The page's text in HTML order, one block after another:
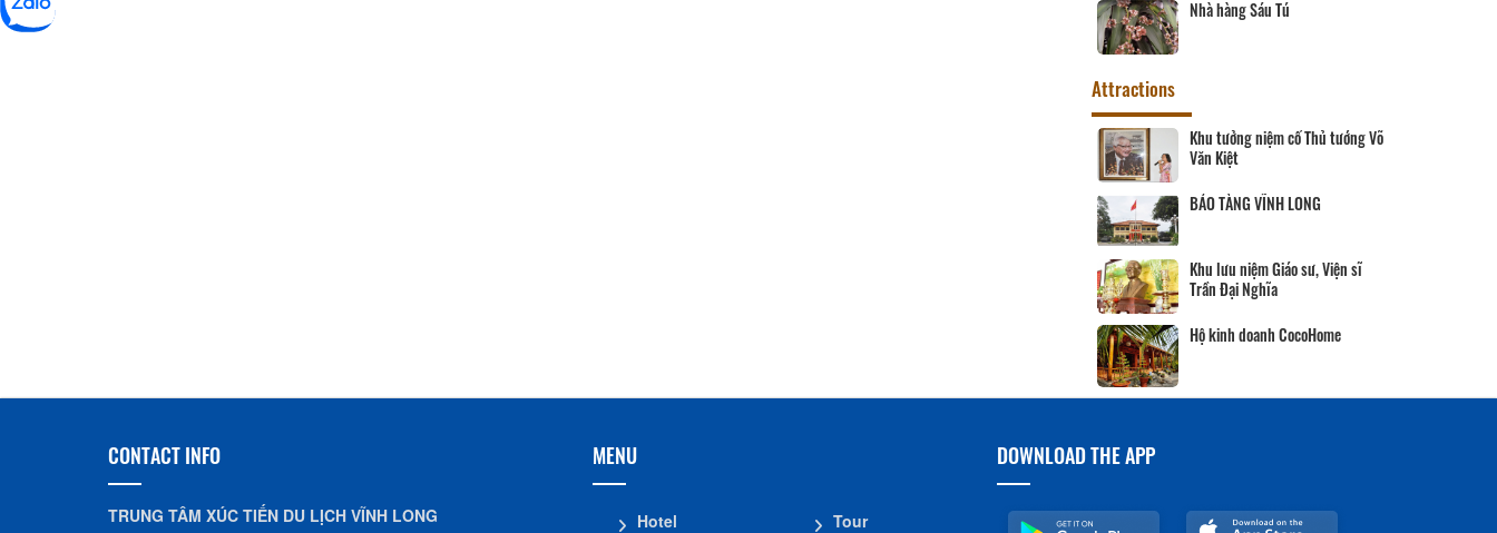
Nhà hàng Sáu Tú
Attractions
Khu tưởng niệm cố Thủ tướng Võ
Văn Kiệt
BẢO TÀNG VĨNH LONG
Khu lưu niệm Giáo sư, Viện sĩ
Trần Đại Nghĩa
Hộ kinh doanh CocoHome
CONTACT INFO
TRUNG TÂM XÚC TIẾN DU LỊCH VĨNH LONG
MENU
Hotel
Tour
DOWNLOAD THE APP